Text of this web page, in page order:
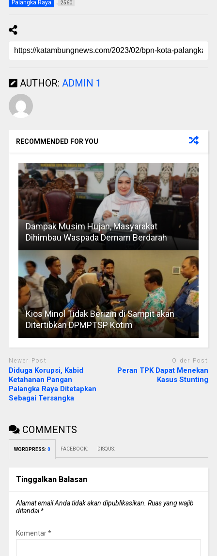
Palangka Raya 2560
AUTHOR: ADMIN 1
RECOMMENDED FOR YOU
Dampak Musim Hujan, Masyarakat
Dihimbau Waspada Demam Berdarah
Kios Minol Tidak Berizin di Sampit akan
Ditertibkan DPMPTSP Kotim
Newer Post
Diduga Korupsi, Kabid
Ketahanan Pangan
Palangka Raya Ditetapkan
Sebagai Tersangka
Older Post
Peran TPK Dapat Menekan
Kasus Stunting
COMMENTS
WORDPRESS: 0 FACEBOOK: DISQUS:
Tinggalkan Balasan
Alamat email Anda tidak akan dipublikasikan. Ruas yang wajib
ditandai*
Komentar*